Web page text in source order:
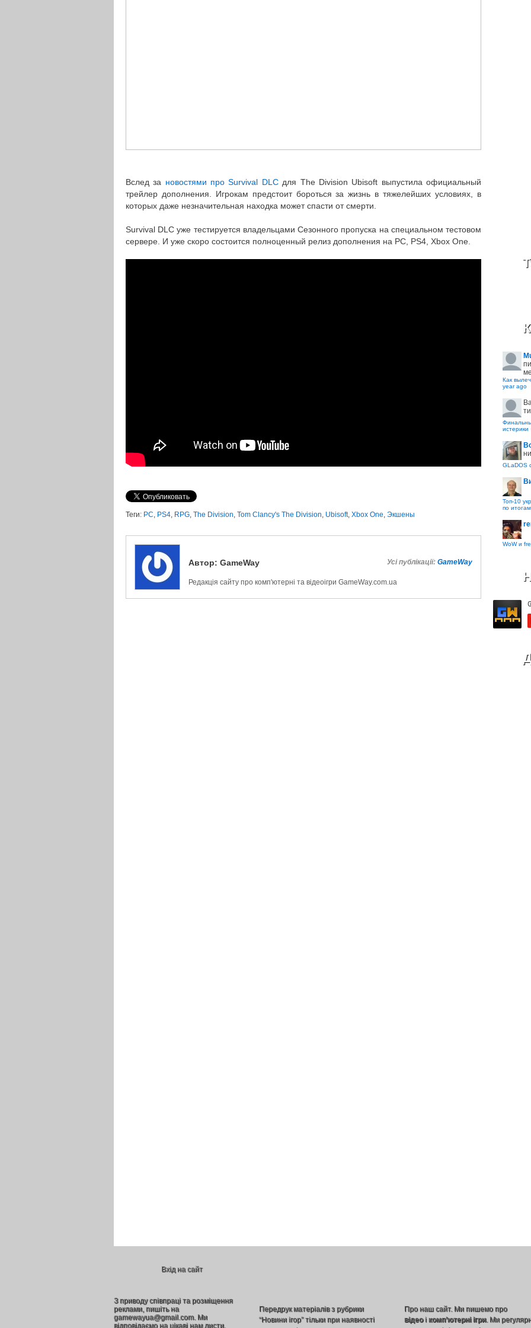
Вслед за новостями про Survival DLCдля The Division Ubisoft выпустила официальный
трейлер дополнения. Игрокам предстоит бороться за жизнь в тяжелейших условиях, в
которых даже незначительная находка может спасти от смерти.
Survival DLC уже тестируется владельцами Сезонного пропуска на специальном тестовом
сервере. И уже скоро состоится полноценный релиз дополнения на PC, PS4, Xbox One.
Теги: PC, PS4, RPG, The Division, Tom Clancy's The Division, Ubisoft, Xbox One, Экшены
Автор: GameWay Усі публікації: GameWay
Редакція сайту про комп'ютерні та відеоігри GameWay.com.ua
Как
year ago
истерики
GLaDOS
Топ-10
по
WoW и
Вхід на сайт
З приводу співпраці та розміщення
реклами, пишіть на
gamewayua@gmail.com. Ми
відповідаємо на цікаві нам листи.
Передрук матеріалів з рубрики
“Новини ігор” тільки при наявності
Про наш сайт. Ми пишемо про
відеоі комп’ютерні ігри. Ми